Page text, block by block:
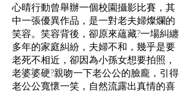
心晴行動曾舉辦一個校園攝影比賽，其
中一張優異作品，是一對老夫婦燦爛的
笑容。笑容背後，卻原來蘊藏?一場糾纏
多年的家庭糾紛，夫婦不和，幾乎是要
老死不相近，卻因為小孫女想要拍照，
老婆婆硬?親吻一下老公公的臉龐，引得
老公公寬懷一笑，自然流露出真情的喜